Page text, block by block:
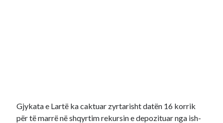
Gjykata e Lartë ka caktuar zyrtarisht datën 16 korrik
për të marrë në shqyrtim rekursin e depozituar nga ish-